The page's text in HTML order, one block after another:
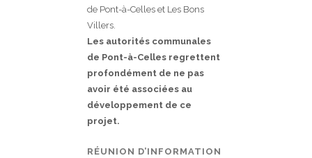
de Pont-à-Celles et Les Bons
Villers.
Les autorités communales
de Pont-à-Celles regrettent
profondément de ne pas
avoir été associées au
développement de ce
projet.
RÉUNION D’INFORMATION